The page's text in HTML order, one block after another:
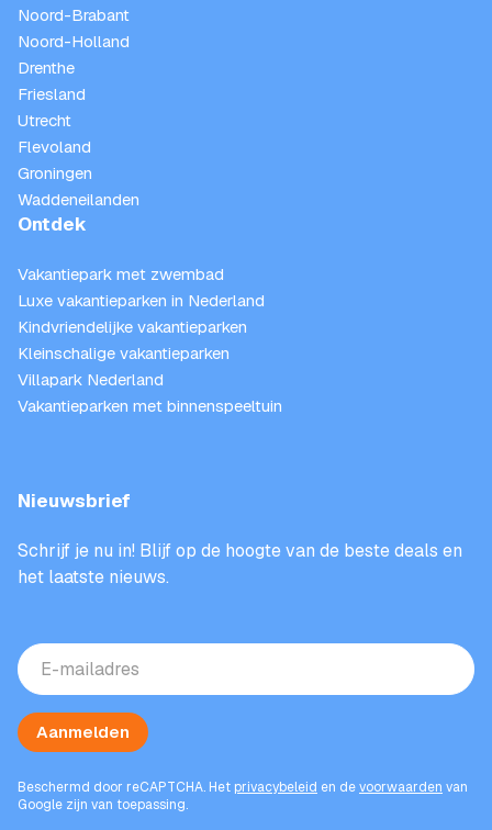
Noord-Brabant
Noord-Holland
Drenthe
Friesland
Utrecht
Flevoland
Groningen
Waddeneilanden
Ontdek
Vakantiepark met zwembad
Luxe vakantieparken in Nederland
Kindvriendelijke vakantieparken
Kleinschalige vakantieparken
Villapark Nederland
Vakantieparken met binnenspeeltuin
Nieuwsbrief
Schrijf je nu in! Blijf op de hoogte van de beste deals en
het laatste nieuws.
E-
mailadres
Aanmelden
Beschermd door reCAPTCHA. Het privacybeleid en devoorwaarden van
Google zijn van toepassing.